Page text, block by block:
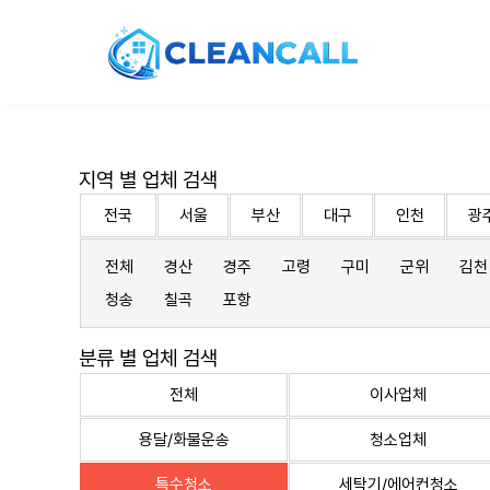
지역 별 업체 검색
전국 서울 부산 대구 인천 광
전체 경산 경주 고령 구미 군위
김천
청송
칠곡 포항
분류 별 업체 검색
전체 이사업체
용달/화물운송 청소업체
특수청소 세탁기/에어컨청소